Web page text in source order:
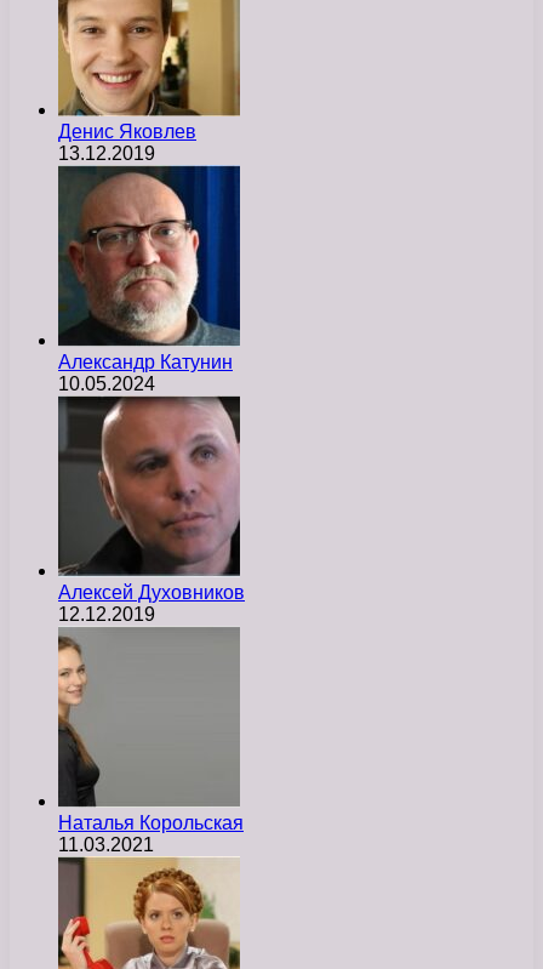
Денис Яковлев
13.12.2019
Александр Катунин
10.05.2024
Алексей Духовников
12.12.2019
Наталья Корольская
11.03.2021